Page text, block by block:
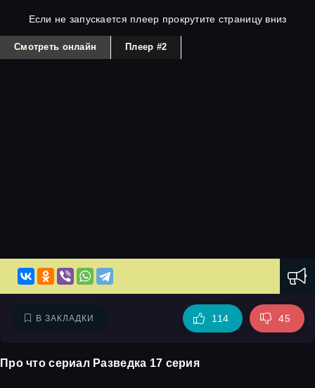
Если не запускается плеер прокрутите страницу вниз
Смотреть онлайн Плеер #2
В ЗАКЛАДКИ 114 45
Про что сериал Разведка 17 серия